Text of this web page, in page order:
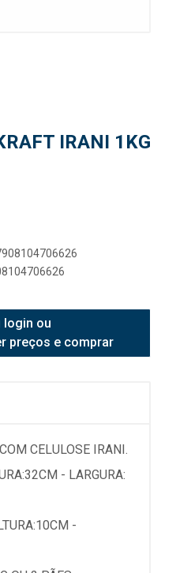
IRANI 1KG
login ou
preços e comprar
CELULOSE IRANI.
- LARGURA:
-